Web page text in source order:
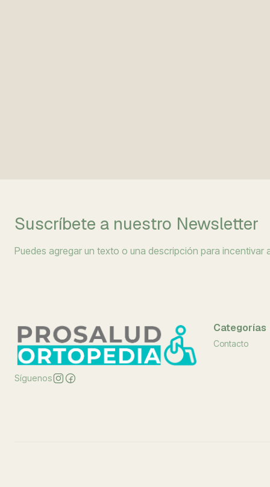
Suscríbete a nuestro Newsletter
Puedes agregar un texto o una descripción para incentivar
Síguenos
Categorías
Contacto